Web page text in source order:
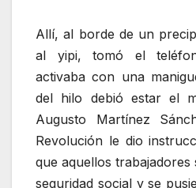
Allí, al borde de un
al yipi, tomó el
activaba con una
del hilo debió estar el
Augusto Martínez
Revolución le dio
que aquellos
seguridad social y se